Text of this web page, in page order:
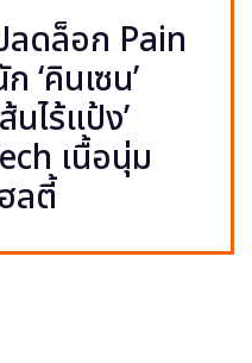
ดล็อก Pain
‘คินเซน’
นไร้แป้ง’
เนื้อนุ่ม
ลตี้